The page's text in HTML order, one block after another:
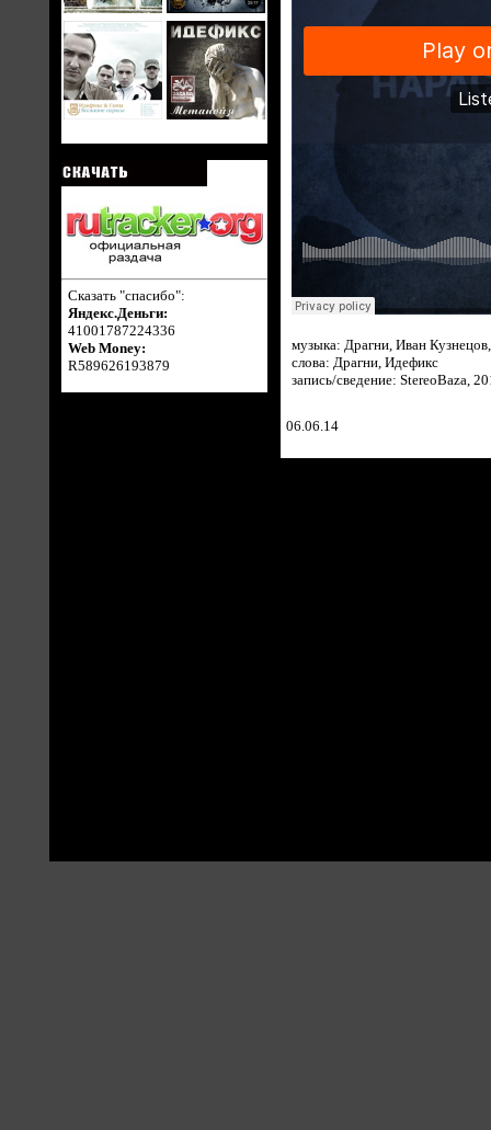
Сказать "спасибо":
Яндекс.Деньги:
41001787224336
Web Money:
R589626193879
музыка: Драгни, Иван
слова: Драгни, Идефикс
запись/сведение: StereoBaza,
06.06.14